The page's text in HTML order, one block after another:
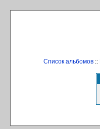
Список альбомов ::